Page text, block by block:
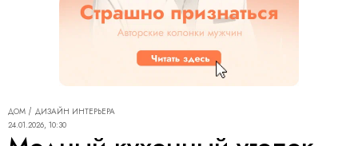
ДОМ
ДИЗАЙН ИНТЕРЬЕРА
24.01.2026, 10:30